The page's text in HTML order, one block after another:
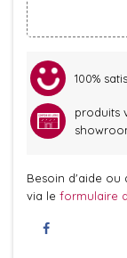
100%
produits
Besoin d'aide ou
via le formulaire